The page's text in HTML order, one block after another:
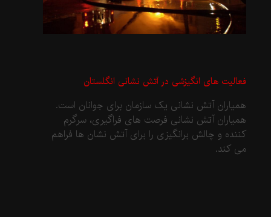
فعالیت های انگیزشی در آتش نشانی انگلستان
همیاران آتش نشانی یک سازمان برای جوانان است.
همیاران آتش نشانی فرصت های فراگیری، سرگرم
کننده و چالش برانگیزی را برای آتش نشان ها فراهم
می کند.